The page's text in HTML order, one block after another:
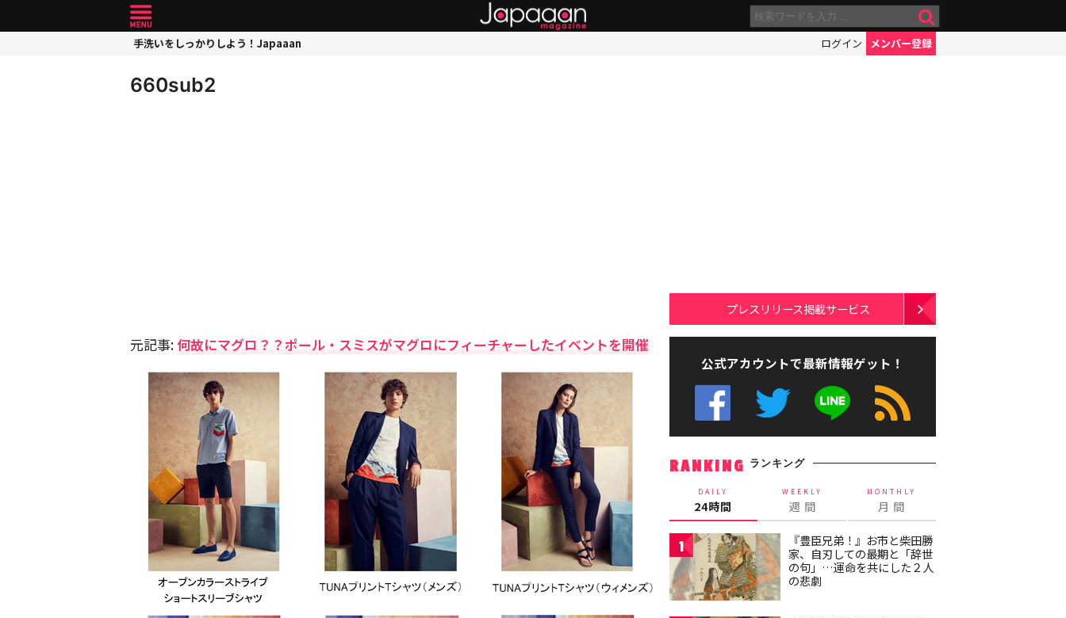
手洗いをしっかりしよう！Japaaan ログイン メンバー登録
660sub2
元記事: 何故にマグロ？？ポール・スミスがマグロにフィーチャーしたイベントを開催
プレスリリース掲載サービス
公式アカウントで最新情報ゲット！
RANKING ランキング
DAILY
24時間
WEEKLY
週 間
MONTHLY
月 間
1
『豊臣兄弟！』お市と柴田勝
家、自刃しての最期と「辞世
の句」…運命を共にした２人
の悲劇